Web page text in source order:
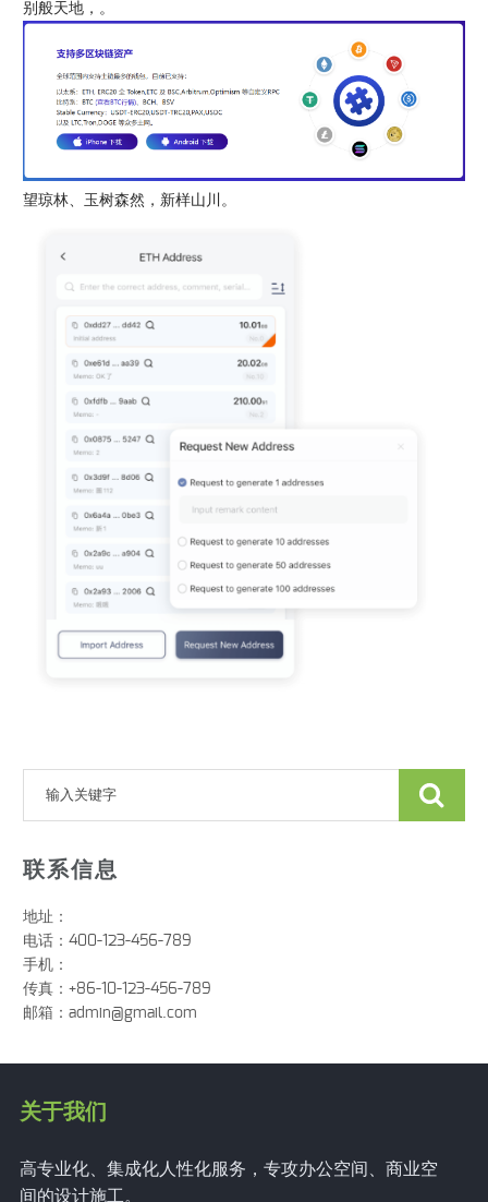
别般天地，。
望琼林、玉树森然，新样山川。
联系信息
地址：
电话：400-123-456-789
手机：
传真：+86-10-123-456-789
邮箱： admin@gmail.com
关于我们
高专业化、集成化人性化服务，专攻办公空间、商业空
间的设计施工。